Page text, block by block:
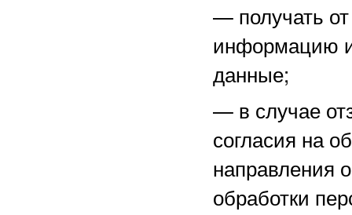
— получать
информацию
данные;
— в случае
согласия на
направления
обработки